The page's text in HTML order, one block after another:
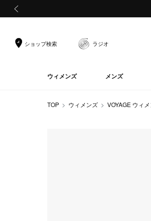
ショップ検索 ラジオ
ウィメンズ メンズ
TOP ウィメンズ VOYAGE ウィ